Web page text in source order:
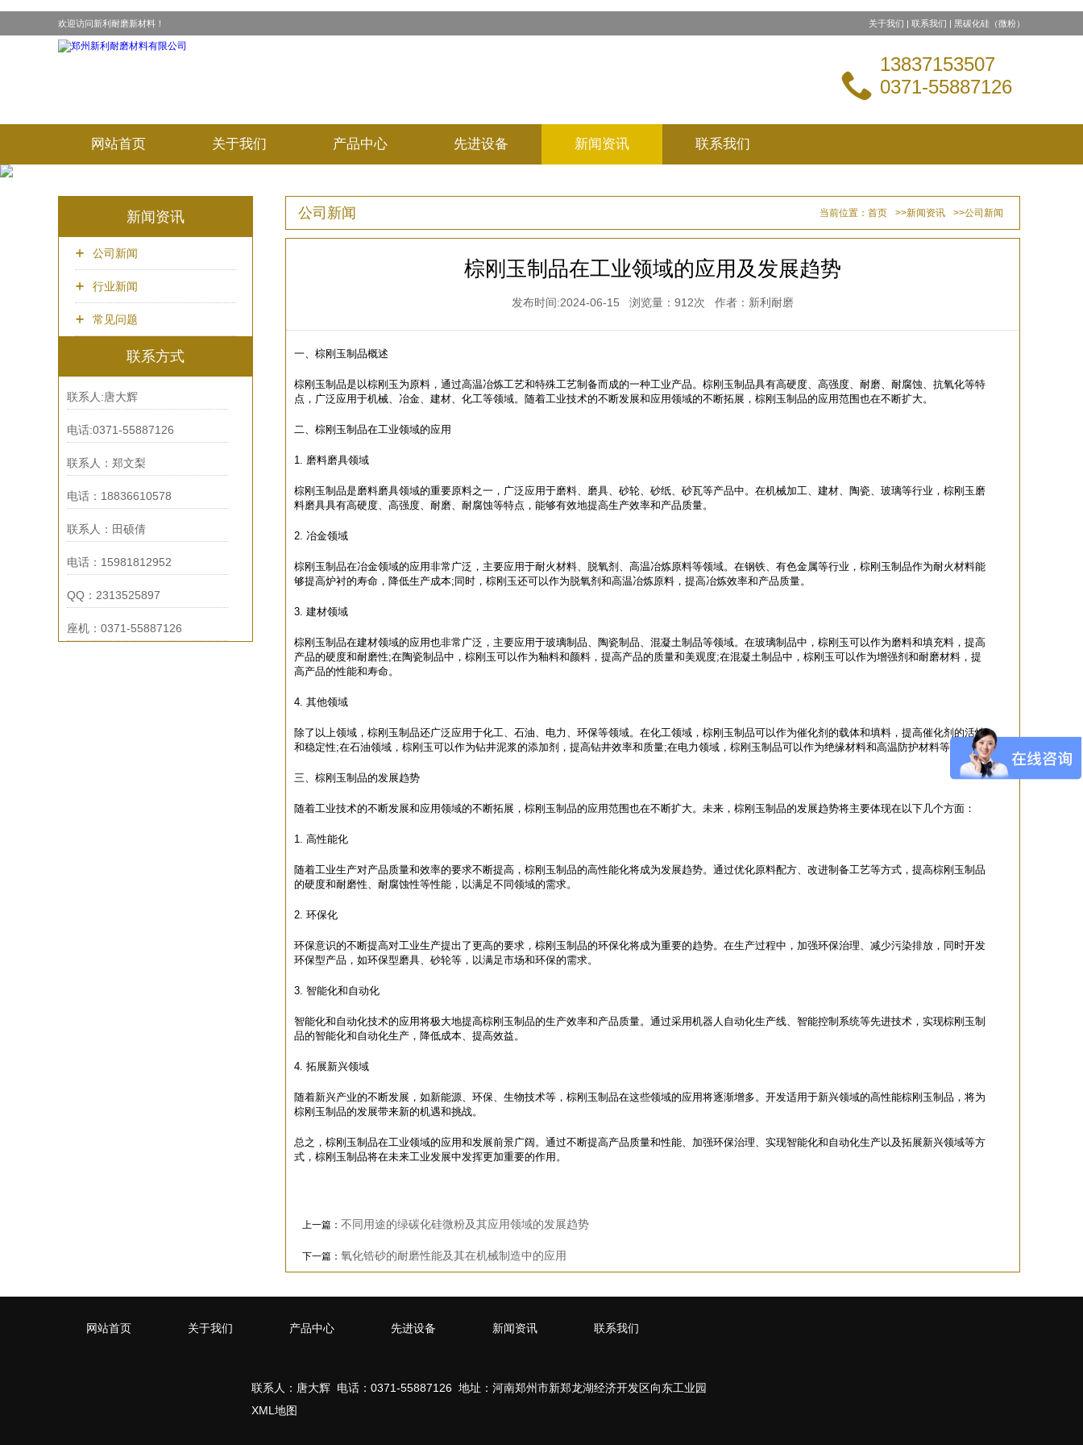
欢迎访问新利耐磨新材料！ 关于我们 | 联系我们 | 黑碳化硅（微粉）

13837153507
0371-55887126
网站首页 关于我们 产品中心 先进设备 新闻资讯 联系我们
新闻资讯
 公司新闻
 行业新闻
 常见问题
联系方式
联系人:唐大辉
电话:0371-55887126
联系人：郑文梨
电话：18836610578
联系人：田硕倩
电话：15981812952
QQ：2313525897
座机：0371-55887126
公司新闻 当前位置： 首页 >>新闻资讯 >>公司新闻
棕刚玉制品在工业领域的应用及发展趋势
发布时间:2024-06-15 浏览量：912次 作者：新利耐磨
一、棕刚玉制品概述
棕刚玉制品是以棕刚玉为原料，通过高温冶炼工艺和特殊工艺制备而成的一种工业产品。棕刚玉制品具有高硬度、高强度、耐磨、耐腐蚀、抗氧化等特
点，广泛应用于机械、冶金、建材、化工等领域。随着工业技术的不断发展和应用领域的不断拓展，棕刚玉制品的应用范围也在不断扩大。
二、棕刚玉制品在工业领域的应用
1. 磨料磨具领域
棕刚玉制品是磨料磨具领域的重要原料之一，广泛应用于磨料、磨具、砂轮、砂纸、砂瓦等产品中。在机械加工、建材、陶瓷、玻璃等行业，棕刚玉磨
料磨具具有高硬度、高强度、耐磨、耐腐蚀等特点，能够有效地提高生产效率和产品质量。
2. 冶金领域
棕刚玉制品在冶金领域的应用非常广泛，主要应用于耐火材料、脱氧剂、高温冶炼原料等领域。在钢铁、有色金属等行业，棕刚玉制品作为耐火材料能
够提高炉衬的寿命，降低生产成本;同时，棕刚玉还可以作为脱氧剂和高温冶炼原料，提高冶炼效率和产品质量。
3. 建材领域
棕刚玉制品在建材领域的应用也非常广泛，主要应用于玻璃制品、陶瓷制品、混凝土制品等领域。在玻璃制品中，棕刚玉可以作为磨料和填充料，提高
产品的硬度和耐磨性;在陶瓷制品中，棕刚玉可以作为釉料和颜料，提高产品的质量和美观度;在混凝土制品中，棕刚玉可以作为增强剂和耐磨材料，提
高产品的性能和寿命。
4. 其他领域
除了以上领域，棕刚玉制品还广泛应用于化工、石油、电力、环保等领域。在化工领域，棕刚玉制品可以作为催化剂的载体和填料，提高催化剂的活性
和稳定性;在石油领域，棕刚玉可以作为钻井泥浆的添加剂，提高钻井效率和质量;在电力领域，棕刚玉制品可以作为绝缘材料和高温防护材料等。
三、棕刚玉制品的发展趋势
随着工业技术的不断发展和应用领域的不断拓展，棕刚玉制品的应用范围也在不断扩大。未来，棕刚玉制品的发展趋势将主要体现在以下几个方面：
1. 高性能化
随着工业生产对产品质量和效率的要求不断提高，棕刚玉制品的高性能化将成为发展趋势。通过优化原料配方、改进制备工艺等方式，提高棕刚玉制品
的硬度和耐磨性、耐腐蚀性等性能，以满足不同领域的需求。
2. 环保化
环保意识的不断提高对工业生产提出了更高的要求，棕刚玉制品的环保化将成为重要的趋势。在生产过程中，加强环保治理、减少污染排放，同时开发
环保型产品，如环保型磨具、砂轮等，以满足市场和环保的需求。
3. 智能化和自动化
智能化和自动化技术的应用将极大地提高棕刚玉制品的生产效率和产品质量。通过采用机器人自动化生产线、智能控制系统等先进技术，实现棕刚玉制
品的智能化和自动化生产，降低成本、提高效益。
4. 拓展新兴领域
随着新兴产业的不断发展，如新能源、环保、生物技术等，棕刚玉制品在这些领域的应用将逐渐增多。开发适用于新兴领域的高性能棕刚玉制品，将为
棕刚玉制品的发展带来新的机遇和挑战。
总之，棕刚玉制品在工业领域的应用和发展前景广阔。通过不断提高产品质量和性能、加强环保治理、实现智能化和自动化生产以及拓展新兴领域等方
式，棕刚玉制品将在未来工业发展中发挥更加重要的作用。
上一篇： 不同用途的绿碳化硅微粉及其应用领域的发展趋势
下一篇： 氧化锆砂的耐磨性能及其在机械制造中的应用
网站首页 关于我们 产品中心 先进设备 新闻资讯 联系我们
联系人：唐大辉 电话：0371-55887126 地址：河南郑州市新郑龙湖经济开发区向东工业园
XML地图